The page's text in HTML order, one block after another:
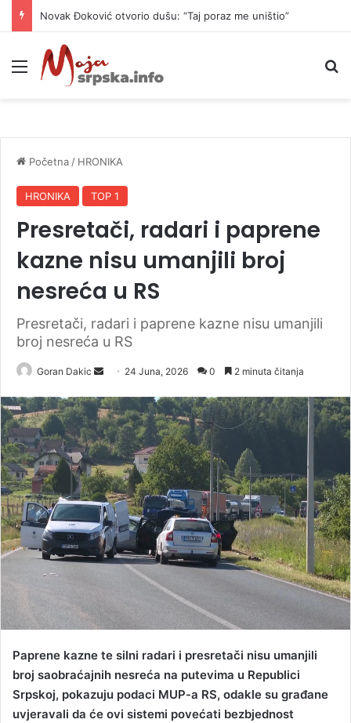
Novak Đoković otvorio dušu: “Taj poraz me uništio”
Meni
Početna / HRONIKA
HRONIKA TOP 1
Presretači, radari i paprene
kazne nisu umanjili broj
nesreća u RS
Presretači, radari i paprene kazne nisu umanjili
broj nesreća u RS
Goran Dakic
n
d
a
n
e
m
a
i
l
24 Juna, 2026 0 2 minuta čitanja
Paprene kazne te silni radari i presretači nisu umanjili
broj saobraćajnih nesreća na putevima u Republici
Srpskoj, pokazuju podaci MUP-a RS, odakle su građane
uvjeravali da će ovi sistemi povećati bezbjednost